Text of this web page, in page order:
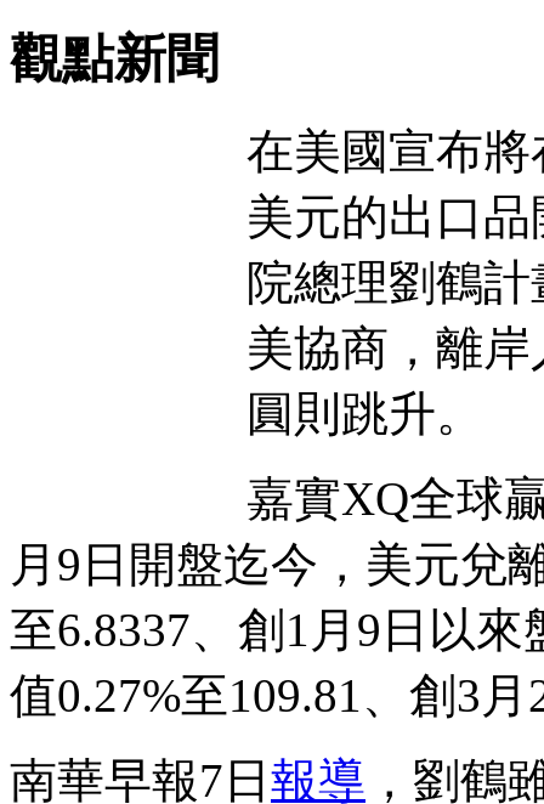
觀點新聞
在美國宣布
美元的出口
院總理劉鶴
美協商，離
圓則跳升。
嘉實XQ全球
月9日開盤迄今，美元兌
至6.8337、創1月9日以
值0.27%至109.81、創3
南華早報7日 報導 ，劉鶴